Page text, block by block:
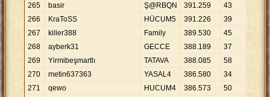
265
basir Ş@RBQN 391.259 43
266
KraToSS HÜCUM5 391.226 39 10
267
killer388 Family 389.530 45
268
ayberk31 GECCE 388.189 37 10
269
Yirmibeşmartlı TATAVA 388.085 58
270
metin637363 YASAL4 386.580 34 11
271
qewo HUCUM4 386.573 50 7